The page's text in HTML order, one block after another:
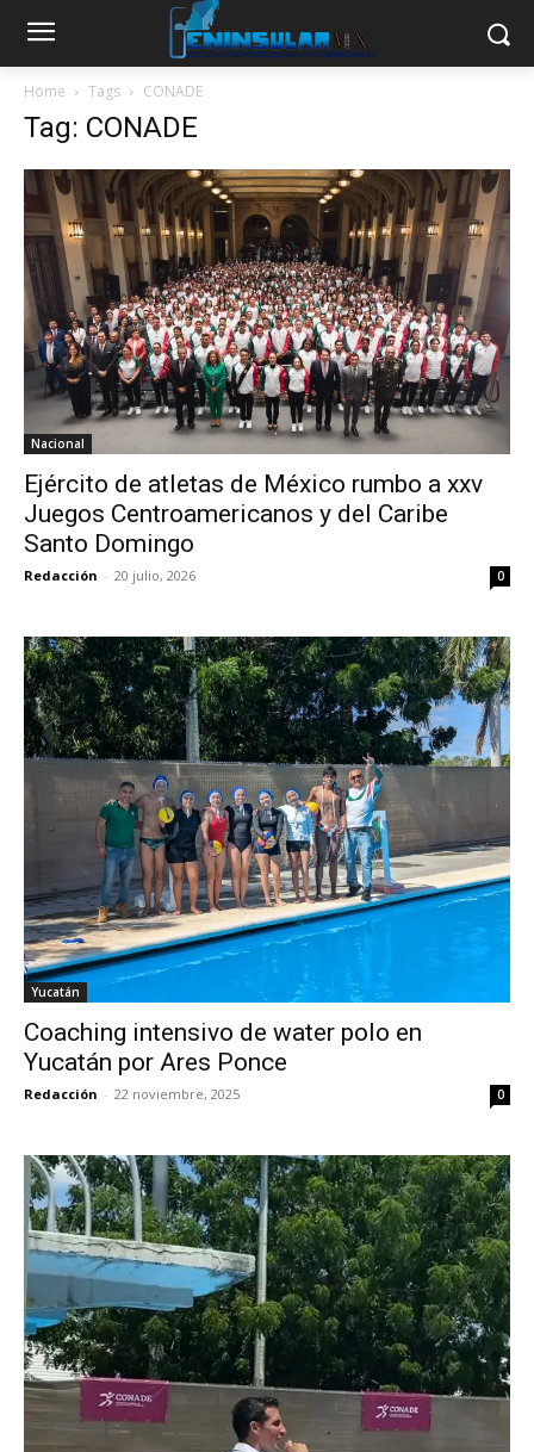
Home Tags CONADE
Tag: CONADE
Nacional
Ejército de atletas de México rumbo a xxv
Juegos Centroamericanos y del Caribe
Santo Domingo
Redacción - 20 julio, 2026 0
Yucatán
Coaching intensivo de water polo en
Yucatán por Ares Ponce
Redacción - 22 noviembre, 2025 0